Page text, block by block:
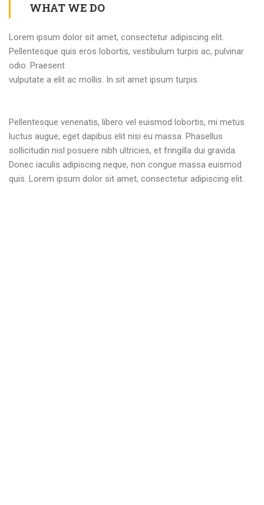
WHAT WE DO
Lorem ipsum dolor sit amet, consectetur adipiscing elit.
Pellentesque quis eros lobortis, vestibulum turpis ac, pulvinar
odio. Praesent
vulputate a elit ac mollis. In sit amet ipsum turpis.
Pellentesque venenatis, libero vel euismod lobortis, mi metus
luctus augue, eget dapibus elit nisi eu massa. Phasellus
sollicitudin nisl posuere nibh ultricies, et fringilla dui gravida.
Donec iaculis adipiscing neque, non congue massa euismod
quis. Lorem ipsum dolor sit amet, consectetur adipiscing elit.